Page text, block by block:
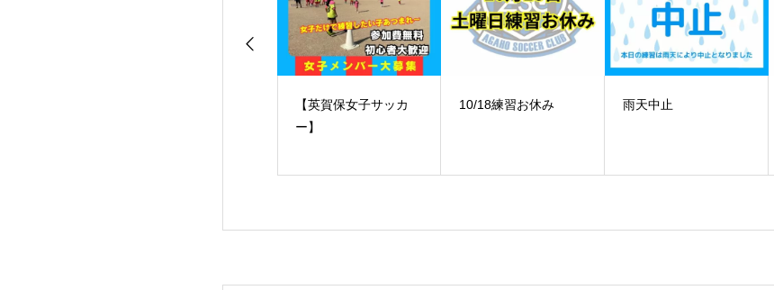
10/18練習お休み ️雨天中止 【練習時間変更】